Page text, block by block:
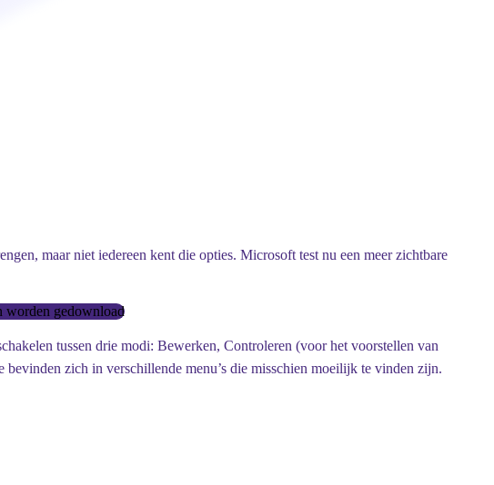
maar niet iedereen kent die opties. Microsoft test nu een meer zichtbare
worden gedownload
tussen drie modi: Bewerken, Controleren (voor het voorstellen van
zich in verschillende menu’s die misschien moeilijk te vinden zijn.